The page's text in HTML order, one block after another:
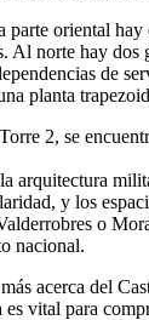
oriental
norte hay dos
de
planta
2, se
arquitectura
y los
o
nacional.
acerca del
vital para